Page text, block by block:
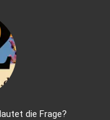
die Frage?